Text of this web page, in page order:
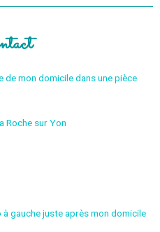
de mon domicile dans une pièce
Roche sur Yon
à gauche juste après mon domicile